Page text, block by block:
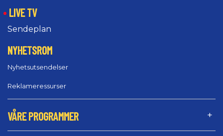
LIVE TV
Sendeplan
NYHETSROM
Nyhetsutsendelser
Reklameressurser
VÅRE PROGRAMMER